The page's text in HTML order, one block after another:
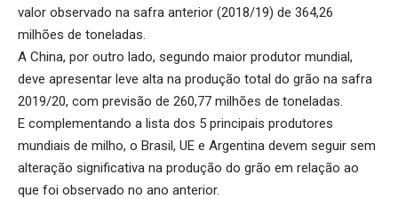
valor observado na safra anterior (2018/19) de 364,26
milhões de toneladas.
A China, por outro lado, segundo maior produtor mundial,
deve apresentar leve alta na produção total do grão na safra
2019/20, com previsão de 260,77 milhões de toneladas.
E complementando a lista dos 5 principais produtores
mundiais de milho, o Brasil, UE e Argentina devem seguir sem
alteração significativa na produção do grão em relação ao
que foi observado no ano anterior.